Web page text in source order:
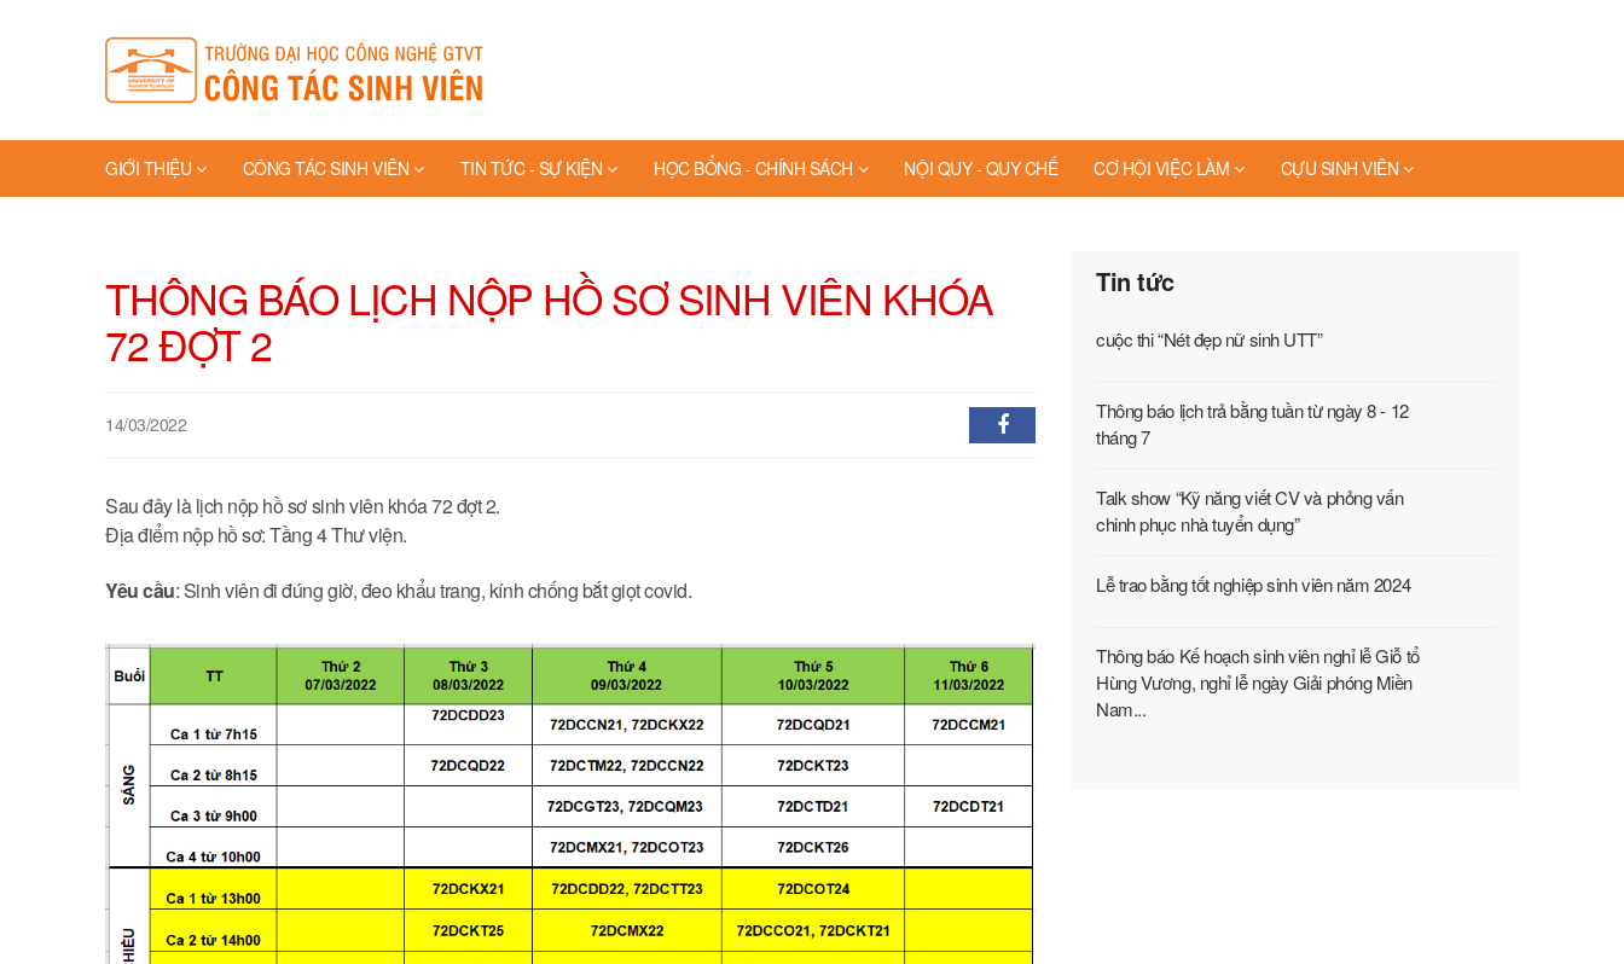
GIỚI THIỆU CÔNG TÁC SINH VIÊN TIN TỨC - SỰ KIỆN HỌC BỔNG - CHÍNH SÁCH NỘI QUY - QUY CHẾ CƠ HỘI VIỆC LÀM CỰU SINH VIÊN
THÔNG BÁO LỊCH NỘP HỒ SƠ SINH VIÊN KHÓA
72 ĐỢT 2
14/03/2022
Sau đây là lịch nộp hồ sơ sinh viên khóa 72 đợt 2.
Địa điểm nộp hồ sơ: Tầng 4 Thư viện.
Yêu cầu: Sinh viên đi đúng giờ, đeo khẩu trang, kính chống bắt giọt covid.
Tin tức
cuộc thi “Nét đẹp nữ sinh UTT”
Thông báo lịch trả bằng tuần từ ngày 8 - 12
tháng 7
Talk show “Kỹ năng viết CV và phỏng vấn
chinh phục nhà tuyển dụng”
Lễ trao bằng tốt nghiệp sinh viên năm 2024
Thông báo Kế hoạch sinh viên nghỉ lễ Giỗ tổ
Hùng Vương, nghỉ lễ ngày Giải phóng Miền
Nam...